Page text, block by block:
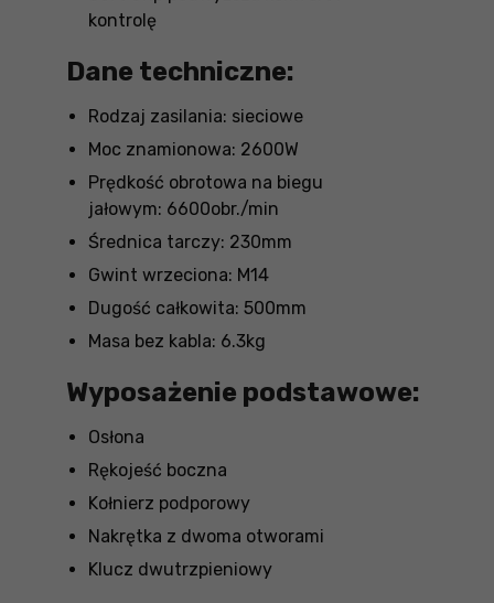
kontrolę
Dane techniczne:
Rodzaj zasilania: sieciowe
Moc znamionowa: 2600W
Prędkość obrotowa na biegu
jałowym: 6600obr./min
Średnica tarczy: 230mm
Gwint wrzeciona: M14
Dugość całkowita: 500mm
Masa bez kabla: 6.3kg
Wyposażenie podstawowe:
Osłona
Rękojeść boczna
Kołnierz podporowy
Nakrętka z dwoma otworami
Klucz dwutrzpieniowy